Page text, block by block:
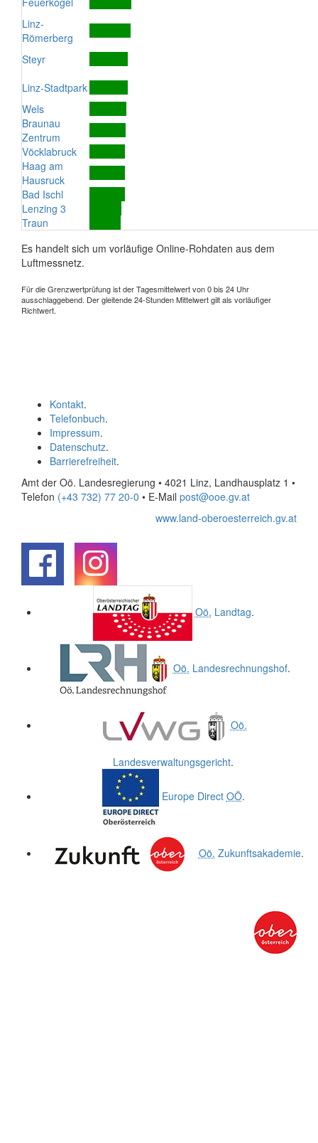
Linz-
Römerberg
Steyr
Linz-Stadtpark
Wels
Braunau
Zentrum
Vöcklabruck
Haag am
Hausruck
Bad Ischl
Lenzing 3
Traun
Es handelt sich um vorläufige Online-Rohdaten aus dem
Luftmessnetz.
Für die Grenzwertprüfung ist der Tagesmittelwert von 0 bis 24 Uhr
ausschlaggebend. Der gleitende 24-Stunden Mittelwert gilt als vorläufiger
Richtwert.
Kontakt.
Telefonbuch.
Impressum.
Datenschutz.
Barrierefreiheit.
Amt der Oö. Landesregierung • 4021 Linz, Landhausplatz 1 •
Telefon (+43 732) 77 20-0 • E-Mail post@ooe.gv.at
www.land-oberoesterreich.gv.at
Oö. Landtag.
Oö. Landesrechnungshof.
Oö.
Landesverwaltungsgericht.
Europe Direct OÖ.
Oö. Zukunftsakademie.